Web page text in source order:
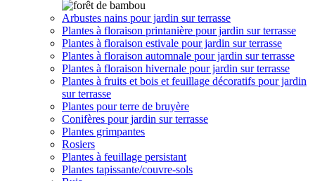
Arbustes nains pour jardin sur terrasse
Plantes à floraison printanière pour jardin sur terrasse
Plantes à floraison estivale pour jardin sur terrasse
Plantes à floraison automnale pour jardin sur terrasse
Plantes à floraison hivernale pour jardin sur terrasse
Plantes à fruits et bois et feuillage décoratifs pour jardin
sur terrasse
Plantes pour terre de bruyère
Conifères pour jardin sur terrasse
Plantes grimpantes
Rosiers
Plantes à feuillage persistant
Plantes tapissante/couvre-sols